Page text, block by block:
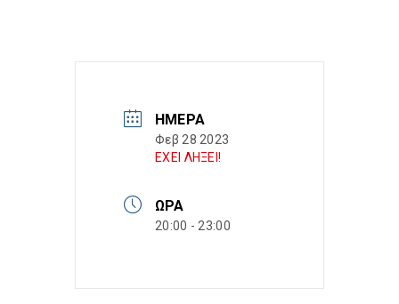
ΗΜΈΡΑ
Φεβ 28 2023
ΕΧΕΙ ΛΗΞΕΙ!
ΏΡΑ
20:00 - 23:00